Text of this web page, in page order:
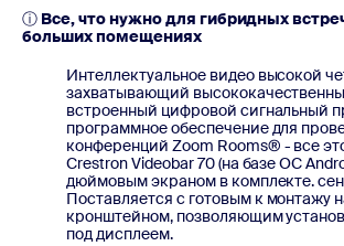
ⓘ Все, что нужно для гибридных
больших помещениях
Интеллектуальное видео высокой
захватывающий
встроенный цифровой сигнальный
программное обеспечение для
конференций Zoom Rooms® - все
Crestron Videobar 70 (на базе ОС
дюймовым экраном в комплекте.
Поставляется с готовым к монтажу
кронштейном, позволяющим
под дисплеем.